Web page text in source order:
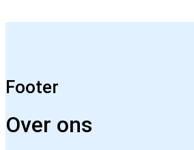
Footer
Over ons